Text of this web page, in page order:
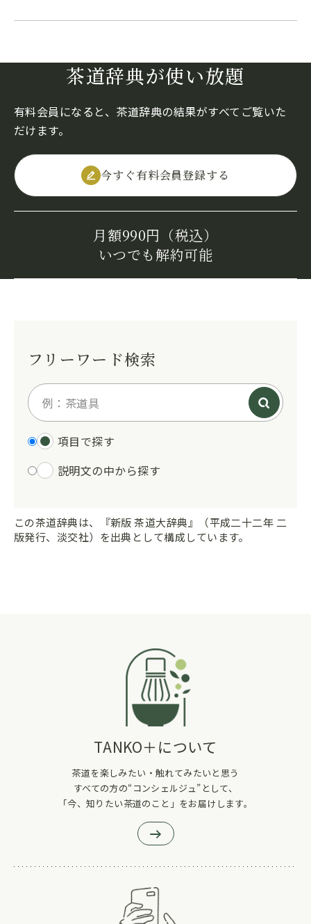
茶道辞典が使い放題
有料会員になると、茶道辞典の結果がすべてご覧いた
だけます。
今すぐ有料会員登録する
月額990円（税込）
いつでも解約可能
フリーワード検索
項目で探す
説明文の中から探す
この茶道辞典は、『新版 茶道大辞典』（平成二十二年 二
版発行、淡交社）を出典として構成しています。
TANKO＋について
茶道を楽しみたい・触れてみたいと思う
すべての方の“コンシェルジュ”として、
「今、知りたい茶道のこと」をお届けします。